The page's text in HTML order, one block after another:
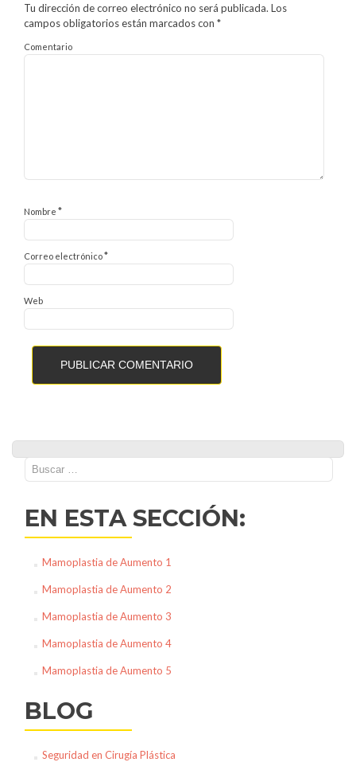
Tu dirección de correo electrónico no será publicada. Los
campos obligatorios están marcados con *
Comentario
Nombre *
Correo electrónico*
Web
Buscar:
EN ESTA SECCIÓN:
Mamoplastia de Aumento 1
Mamoplastia de Aumento 2
Mamoplastia de Aumento 3
Mamoplastia de Aumento 4
Mamoplastia de Aumento 5
BLOG
Seguridad en Cirugía Plástica